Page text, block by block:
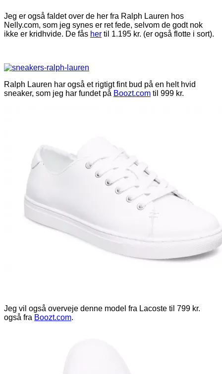
Jeg er også faldet over de her fra Ralph Lauren hos
Nelly.com, som jeg synes er ret fede, selvom de godt nok
ikke er kridhvide. De fås her til 1.195 kr. (er også flotte i sort).
Ralph Lauren har også et rigtigt fint bud på en helt hvid
sneaker, som jeg har fundet på Boozt.com til 999 kr.
Jeg vil også overveje denne model fra Lacoste til 799 kr.
også fra Boozt.com.